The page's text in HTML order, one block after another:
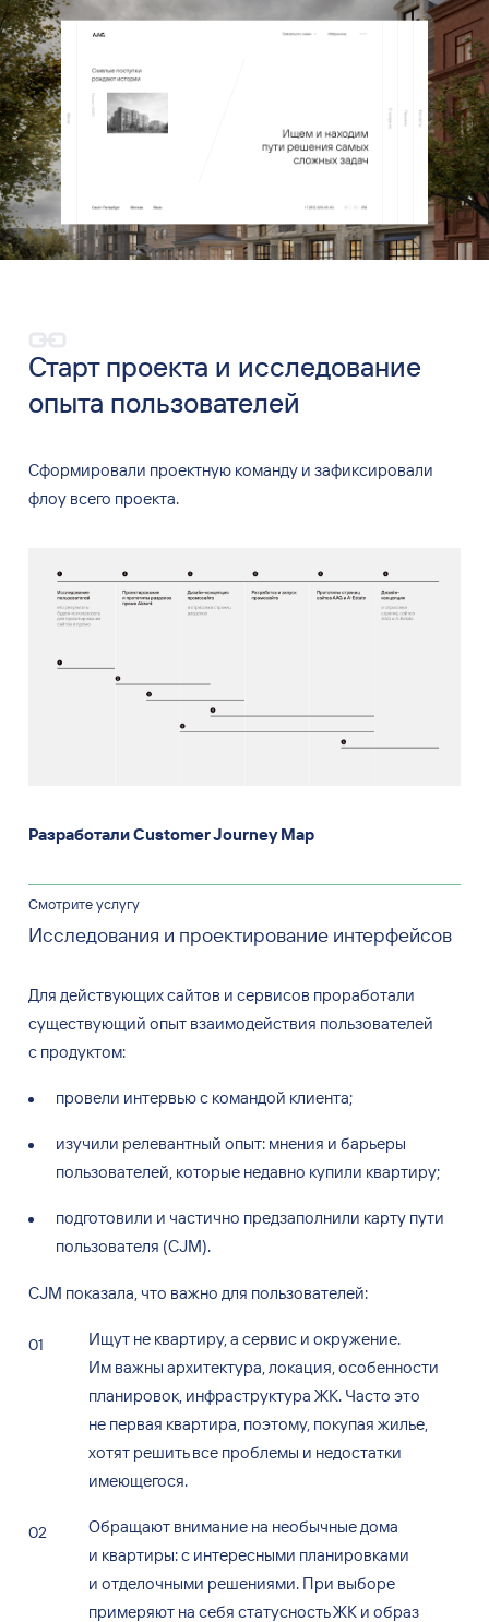
Старт проекта и исследование
опыта пользователей
Сформировали проектную команду и зафиксировали
флоу всего проекта.
Разработали Customer Journey Map
Смотрите услугу
Исследования и проектирование интерфейсов
Для действующих сайтов и сервисов проработали
существующий опыт взаимодействия пользователей
с продуктом:
провели интервью с командой клиента;
изучили релевантный опыт: мнения и барьеры
пользователей, которые недавно купили квартиру;
подготовили и частично предзаполнили карту пути
пользователя (CJM).
CJM показала, что важно для пользователей:
Ищут не квартиру, а сервис и окружение.
Им важны архитектура, локация, особенности
планировок, инфраструктура ЖК. Часто это
не первая квартира, поэтому, покупая жилье,
хотят решить все проблемы и недостатки
имеющегося.
Обращают внимание на необычные дома
и квартиры: с интересными планировками
и отделочными решениями. При выборе
примеряют на себя статусность ЖК и образ